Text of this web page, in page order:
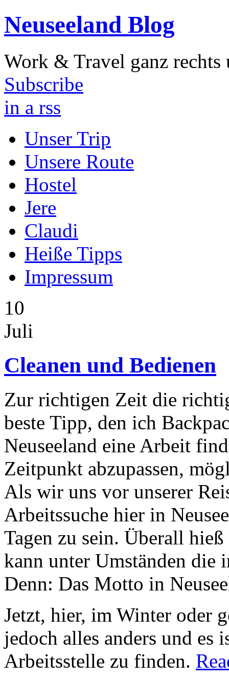
Neuseeland Blog
Work & Travel ganz rechts
Subscribe
in a rss
Unser Trip
Unsere Route
Hostel
Jere
Claudi
Heiße Tipps
Impressum
10
Juli
Cleanen und Bedienen
Zur richtigen Zeit die
beste Tipp, den ich
Neuseeland eine Arbeit
Zeitpunkt abzupassen,
Als wir uns vor unserer
Arbeitssuche hier in
Tagen zu sein. Überall
kann unter Umständen die
Denn: Das Motto in
Jetzt, hier, im Winter oder
jedoch alles anders und es
Arbeitsstelle zu finden.